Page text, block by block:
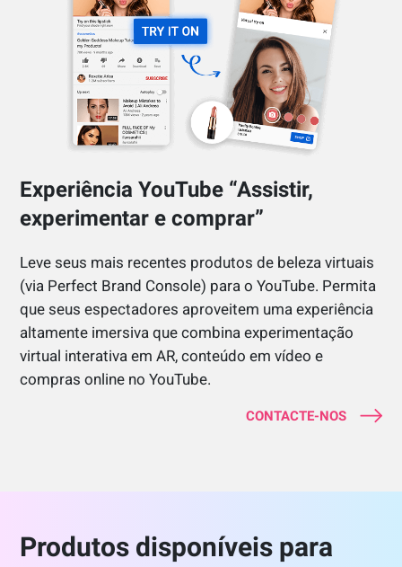
Experiência YouTube “Assistir,
experimentar e comprar”
Leve seus mais recentes produtos de beleza virtuais
(via Perfect Brand Console) para o YouTube. Permita
que seus espectadores aproveitem uma experiência
altamente imersiva que combina experimentação
virtual interativa em AR, conteúdo em vídeo e
compras online no YouTube.
CONTACTE-NOS
Produtos disponíveis para